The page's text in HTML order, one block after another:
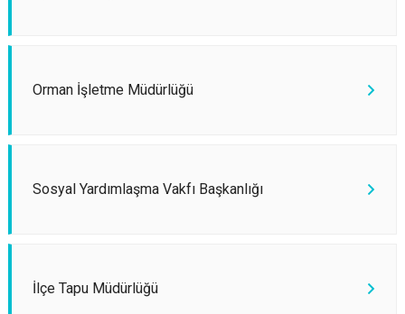
Orman İşletme Müdürlüğü
Sosyal Yardımlaşma Vakfı Başkanlığı
İlçe Tapu Müdürlüğü